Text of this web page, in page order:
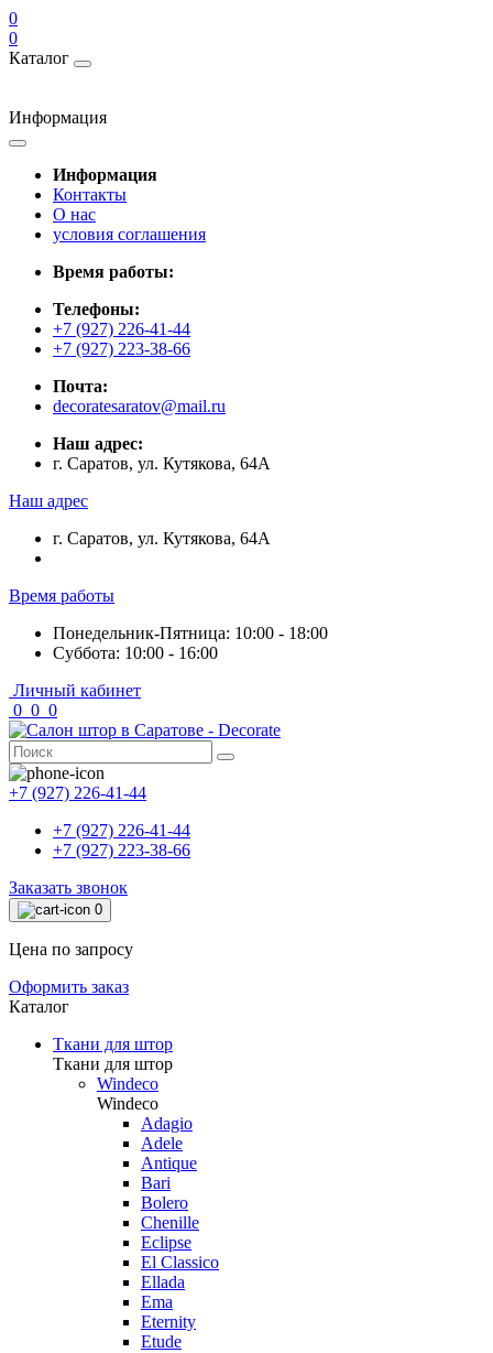
0
0
Каталог
Информация
Информация
Контакты
О нас
условия соглашения
Время работы:
Телефоны:
+7 (927) 226-41-44
+7 (927) 223-38-66
Почта:
decoratesaratov@mail.ru
Наш адрес:
г. Саратов, ул. Кутякова, 64А
Наш адрес
г. Саратов, ул. Кутякова, 64А
Время работы
Понедельник-Пятница: 10:00 - 18:00
Суббота: 10:00 - 16:00
Личный кабинет
0 0 0
+7 (927) 226-41-44
+7 (927) 226-41-44
+7 (927) 223-38-66
Заказать звонок
0
Цена по запросу
Оформить заказ
Каталог
Ткани для штор
Ткани для штор
Windeco
Windeco
Adagio
Adele
Antique
Bari
Bolero
Chenille
Eclipse
El Classico
Ellada
Ema
Eternity
Etude